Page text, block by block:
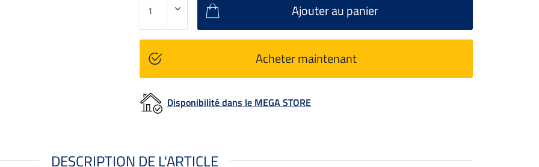
Ajouter au panier
Acheter maintenant
Disponibilité dans le MEGA STORE
DESCRIPTION DE L'ARTICLE